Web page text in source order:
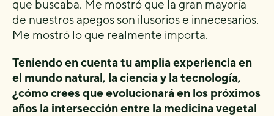
que buscaba. Me mostró que la gran mayoría
de nuestros apegos son ilusorios e innecesarios.
Me mostró lo que realmente importa.
Teniendo en cuenta tu amplia experiencia en
el mundo natural, la ciencia y la tecnología,
¿cómo crees que evolucionará en los próximos
años la intersección entre la medicina vegetal